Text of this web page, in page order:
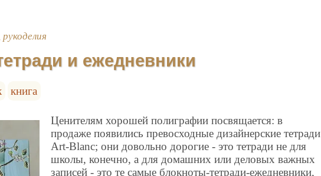
и ежедневники
книга
Ценителям хорошей полиграфии посвящается: в
продаже появились превосходные дизайнерские тетради
Art-Blanc; они довольно дорогие - это тетради не для
школы, конечно, а для домашних или деловых важных
записей - это те самые блокноты-тетради-ежедневники,